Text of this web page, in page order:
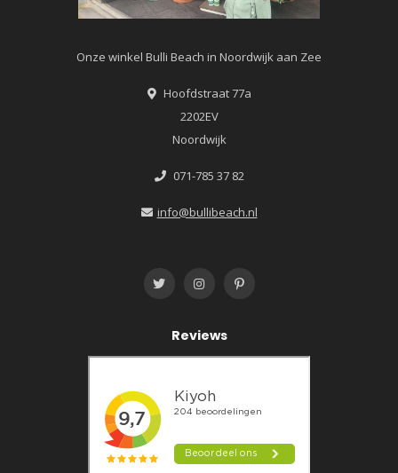
Onze winkel Bulli Beach in Noordwijk aan Zee
Hoofdstraat 77a
2202EV
Noordwijk
071-785 37 82
info@bullibeach.nl
Reviews